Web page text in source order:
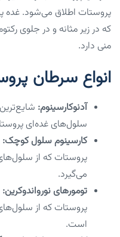
پروستات اطلاق می‌شود.
که در زیر مثانه و در جلوی
منی دارد.
انواع سرطان
آدنوکارسینوم:
سلول‌های غده‌ای
کارسینوم سلول کوچک:
پروستات که از
می‌گیرد.
تومورهای نورواندوکرین:
پروستات که از
است.